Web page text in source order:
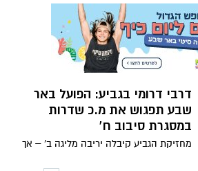
מרגשת עם הקהל – דוידזאדה הפך שוב
לדמות אהובה באדום.
דרבי דרומי בגביע: הפועל באר
שבע תפגוש את מ.כ שדרות
במסגרת סיבוב ח'
מחזיקת הגביע קיבלה יריבה מליגה ב' – אך